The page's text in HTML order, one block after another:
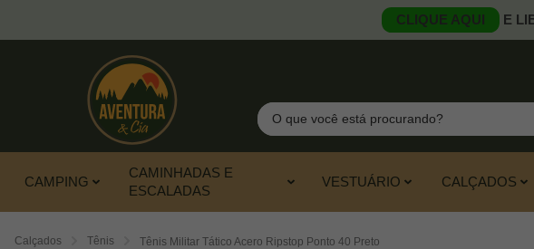
CLIQUE AQUI E
Pesquisar
CAMPING
CAMINHADAS E
ESCALADAS
VESTUÁRIO CALÇADOS
Calçados Tênis Tênis Militar Tático Acero Ripstop Ponto 40 Preto